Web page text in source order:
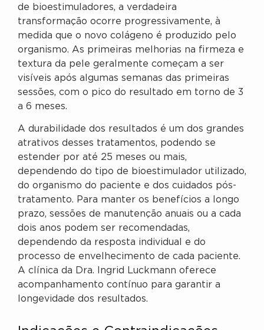
de bioestimuladores, a verdadeira
transformação ocorre progressivamente, à
medida que o novo colágeno é produzido pelo
organismo. As primeiras melhorias na firmeza e
textura da pele geralmente começam a ser
visíveis após algumas semanas das primeiras
sessões, com o pico do resultado em torno de 3
a 6 meses.
A durabilidade dos resultados é um dos grandes
atrativos desses tratamentos, podendo se
estender por até 25 meses ou mais,
dependendo do tipo de bioestimulador utilizado,
do organismo do paciente e dos cuidados pós-
tratamento. Para manter os benefícios a longo
prazo, sessões de manutenção anuais ou a cada
dois anos podem ser recomendadas,
dependendo da resposta individual e do
processo de envelhecimento de cada paciente.
A clínica da Dra. Ingrid Luckmann oferece
acompanhamento contínuo para garantir a
longevidade dos resultados.